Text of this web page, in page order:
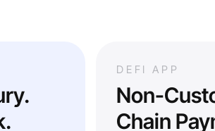
DEFI APP
Non-
Chain